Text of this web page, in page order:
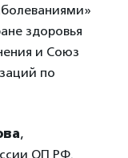
здоровья
и Союз
по
,
ОП РФ.